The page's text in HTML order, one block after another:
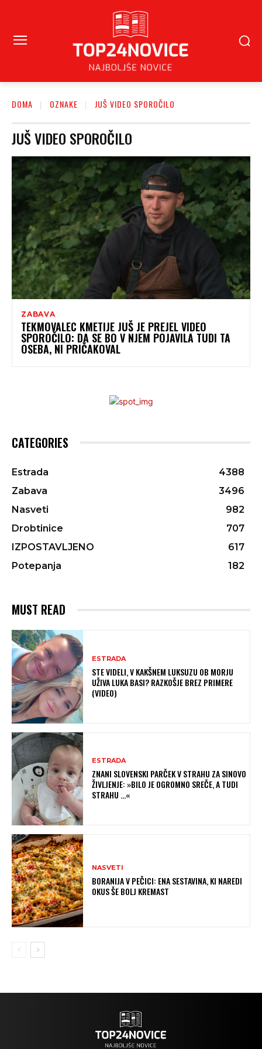
DOMA OZNAKE JUŠ VIDEO SPOROČILO
JUŠ VIDEO SPOROČILO
ZABAVA
TEKMOVALEC KMETIJE JUŠ JE PREJEL VIDEO
SPOROČILO: DA SE BO V NJEM POJAVILA TUDI TA
OSEBA, NI PRIČAKOVAL
CATEGORIES
Estrada
4388
Zabava
3496
Nasveti
982
Drobtinice
707
IZPOSTAVLJENO
617
Potepanja
182
MUST READ
ESTRADA
STE VIDELI, V KAKŠNEM LUKSUZU OB MORJU
UŽIVA LUKA BASI? RAZKOŠJE BREZ PRIMERE
(VIDEO)
ESTRADA
ZNANI SLOVENSKI PARČEK V STRAHU ZA SINOVO
ŽIVLJENJE: »BILO JE OGROMNO SREČE, A TUDI
STRAHU …«
NASVETI
BORANIJA V PEČICI: ENA SESTAVINA, KI NAREDI
OKUS ŠE BOLJ KREMAST